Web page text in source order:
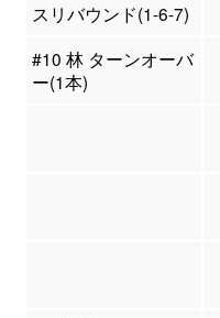
スリバウンド(1-6-7)
#10 林 ターンオーバ
ー(1本)